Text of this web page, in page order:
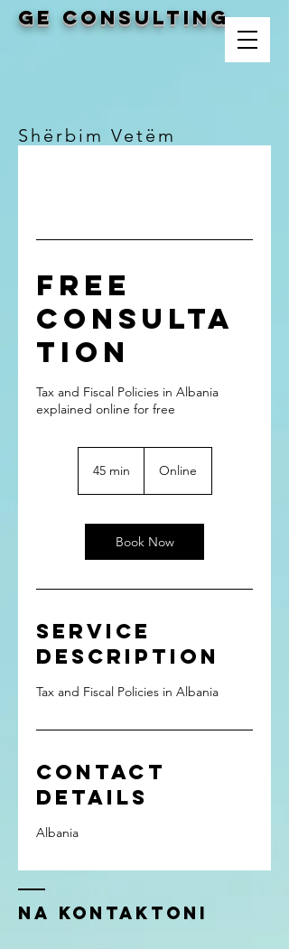
GE CONSULTING
Shërbim Vetëm
Free
Consulta
tion
Tax and Fiscal Policies in Albania
45 min
i
n
Online
Book Now
Service
Description
Tax and Fiscal Policies in Albania
Contact
Details
Albania
Na kontaktoni